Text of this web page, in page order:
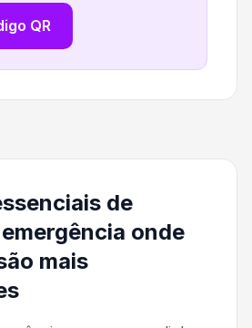
QR
de
onde
mais